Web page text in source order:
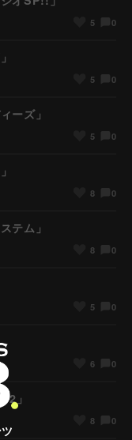
5 0
5 0
ーズ」
5 0
8 0
テム」
8 0
5 0
6 0
」
8 0